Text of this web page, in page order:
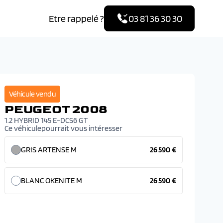
Etre rappelé ? 03 81 36 30 30
Véhicule vendu
PEUGEOT 2008
1.2 HYBRID 145 E-DCS6 GT
Ce véhiculepourrait vous intéresser
GRIS ARTENSE M 26 590 €
BLANC OKENITE M 26 590 €